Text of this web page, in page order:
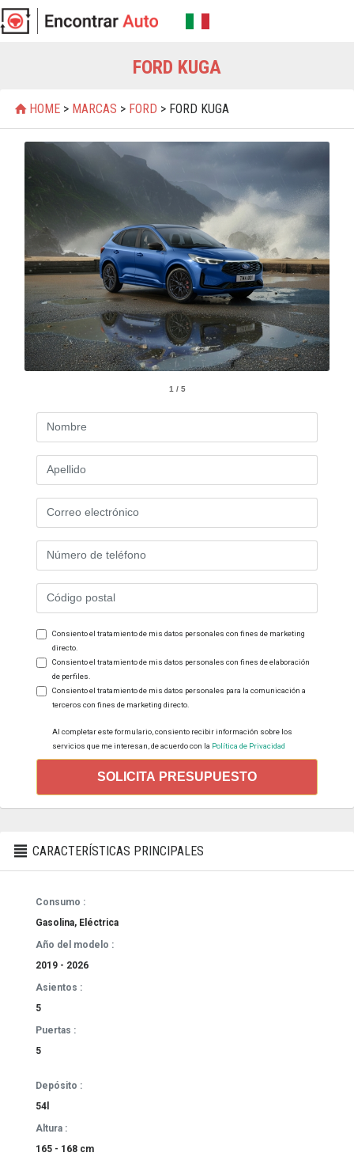
FORD KUGA
HOME > MARCAS > FORD > FORD KUGA
1 / 5
Consiento el tratamiento de mis datos personales con fines de marketing
directo.
Consiento el tratamiento de mis datos personales con fines de elaboración
de perfiles.
Consiento el tratamiento de mis datos personales para la comunicación a
terceros con fines de marketing directo.
Al completar este formulario, consiento recibir información sobre los
servicios que me interesan, de acuerdo con la Política de Privacidad
SOLICITA PRESUPUESTO
CARACTERÍSTICAS PRINCIPALES
Consumo :
Gasolina, Eléctrica
Año del modelo :
2019 - 2026
Asientos :
5
Puertas :
5
Depósito :
54l
Altura :
165 - 168 cm